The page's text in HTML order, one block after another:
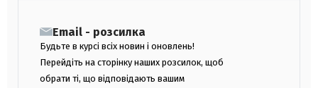
Email - розсилка
Будьте в курсі всіх новин і оновлень!
Перейдіть на сторінку наших розсилок, щоб
обрати ті, що відповідають вашим